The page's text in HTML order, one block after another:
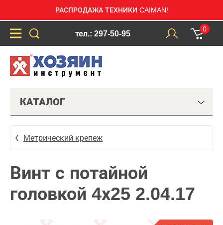
РАСПРОДАЖА ТЕХНИКИ CAIMAN!
тел.: 297-50-95
0
КАТАЛОГ
Метрический крепеж
Винт с потайной
головкой 4х25 2.04.17